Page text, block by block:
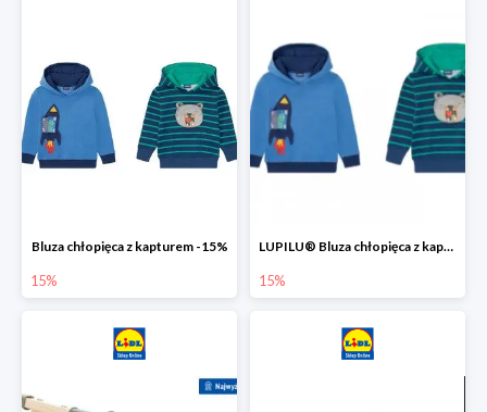
Bluza chłopięca z kapturem -15%
15%
LUPILU® Bluza chłopięca z kapturem
15%